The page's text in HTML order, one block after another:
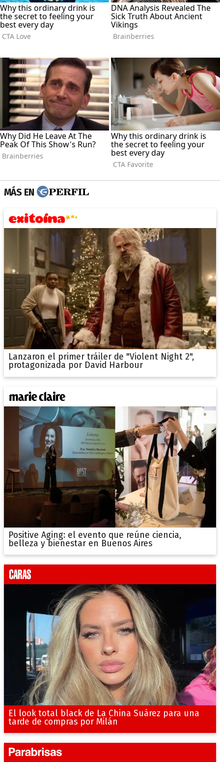
MÁS EN
Lanzaron el primer tráiler de "Violent Night 2",
protagonizada por David Harbour
Positive Aging: el evento que reúne ciencia,
belleza y bienestar en Buenos Aires
El look total black de La China Suárez para una
tarde de compras por Milán